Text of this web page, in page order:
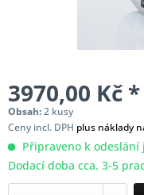
3970,00 Kč *
Obsah:2 kusy
Ceny incl. DPH plus náklady
Připraveno k odeslání
Dodací doba cca. 3-5